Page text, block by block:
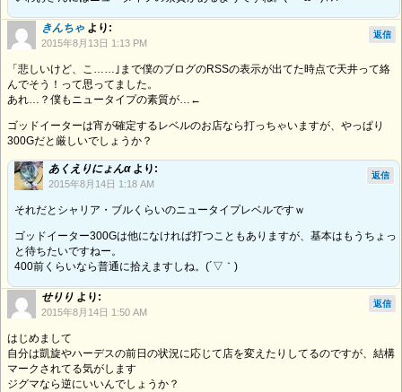
きんちゃ より:
2015年8月13日 1:13 PM
「悲しいけど、こ……｣まで僕のブログのRSSの表示が出てた時点で天井って絡
んでそう！って思ってました。
あれ…？僕もニュータイプの素質が…←
ゴッドイーターは宵が確定するレベルのお店なら打っちゃいますが、やっぱり
300Gだと厳しいでしょうか？
返信
あくえりにょんα より:
2015年8月14日 1:18 AM
それだとシャリア・ブルくらいのニュータイプレベルですｗ
ゴッドイーター300Gは他になければ打つこともありますが、基本はもうちょっ
と待ちたいですねー。
400前くらいなら普通に拾えますしね。(´▽｀)
返信
せりり より:
2015年8月14日 1:50 AM
はじめまして
自分は凱旋やハーデスの前日の状況に応じて店を変えたりしてるのですが、結構
マークされてる気がします
ジグマなら逆にいいんでしょうか？
返信